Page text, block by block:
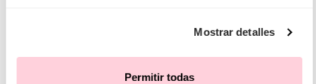
Mostrar detalles
Permitir todas